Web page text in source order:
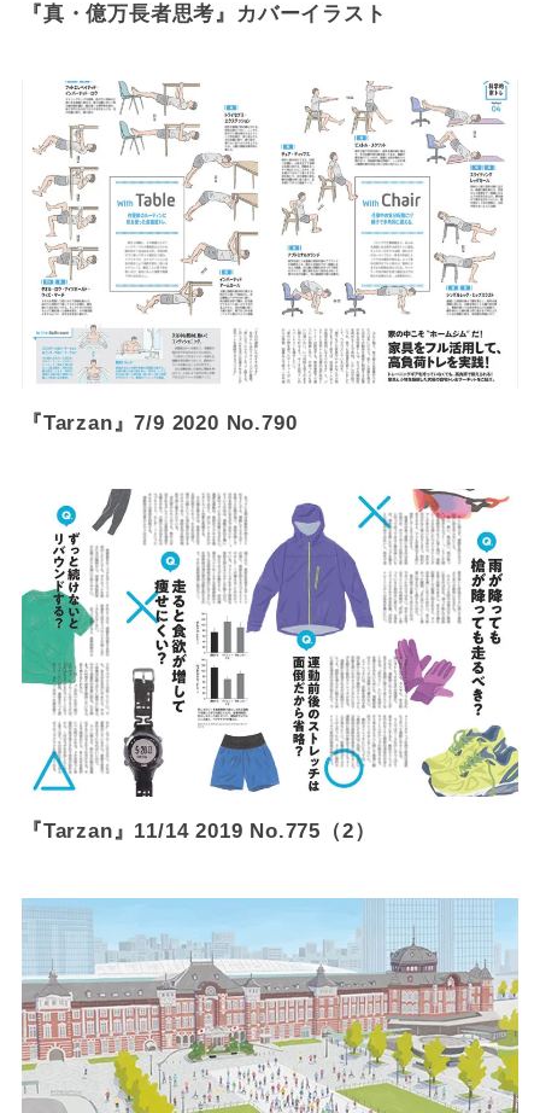
『真・億万長者思考』カバーイラスト
『Tarzan』7/9 2020 No.790
『Tarzan』11/14 2019 No.775（2）